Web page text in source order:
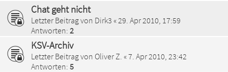
Chat geht nicht
Letzter Beitrag von Dirk3 « 29. Apr 2010, 17:59
Antworten: 2
KSV-Archiv
Letzter Beitrag von Oliver Z. «7. Apr 2010, 23:42
Antworten: 5